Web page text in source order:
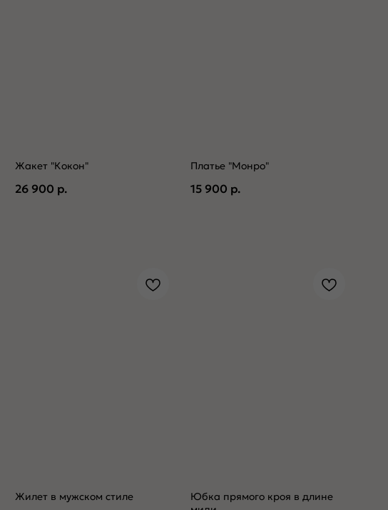
Жакет "Кокон"
26 900 р.
Платье "Монро"
15 900 р.
Жилет в мужском стиле
Юбка прямого кроя в длине